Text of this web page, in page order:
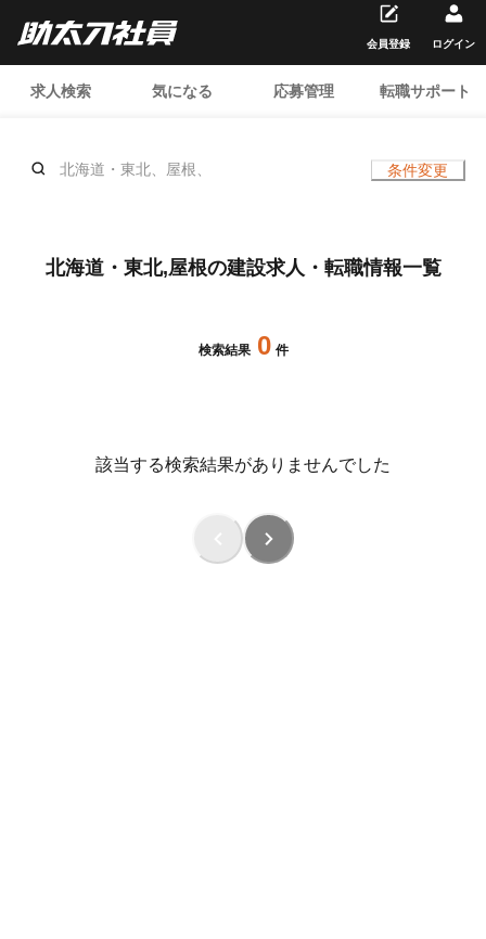
求人検索 気になる 応募管理 転職サポート
会員登録 ログイン
北海道・東北、屋根、 条件変更
北海道・東北,屋根の建設求人・転職情報一覧
検索結果 0 件
該当する検索結果がありませんでした